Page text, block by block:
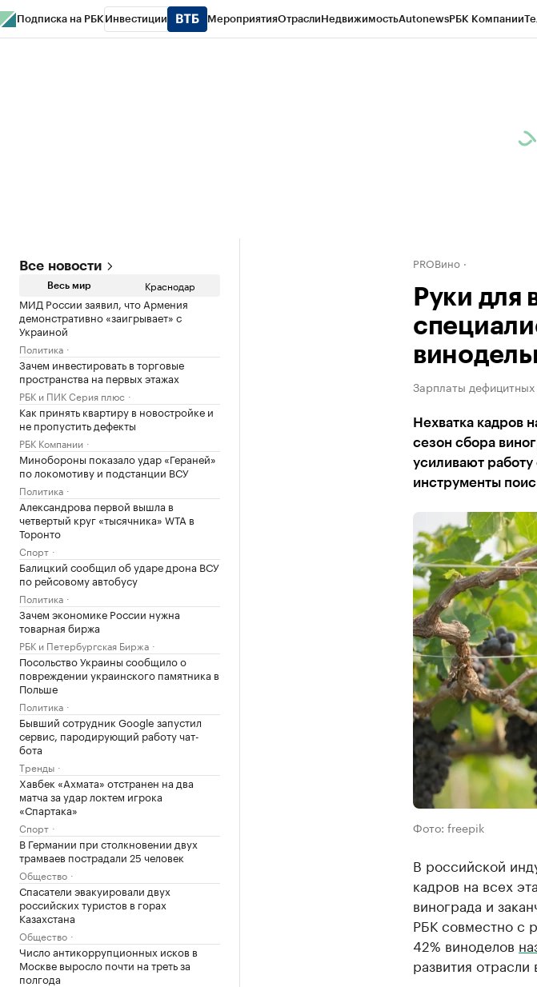
Подписка на РБК Инвестиции МероприятияОтраслиНедвижимостьAutonewsРБК Компании
Все новости
Весь мир Краснодар
МИД России заявил, что Армения
демонстративно «заигрывает» с
Украиной
Политика
Зачем инвестировать в торговые
пространства на первых этажах
РБК и ПИК Серия плюс
Как принять квартиру в новостройке и
не пропустить дефекты
РБК Компании
Минобороны показало удар «Гераней»
по локомотиву и подстанции ВСУ
Политика
Александрова первой вышла в
четвертый круг «тысячника» WTA в
Торонто
Спорт
Балицкий сообщил об ударе дрона ВСУ
по рейсовому автобусу
Политика
Зачем экономике России нужна
товарная биржа
РБК и Петербургская Биржа
Посольство Украины сообщило о
повреждении украинского памятника в
Польше
Политика
Бывший сотрудник Google запустил
сервис, пародирующий работу чат-
бота
Тренды
Хавбек «Ахмата» отстранен на два
матча за удар локтем игрока
«Спартака»
Спорт
В Германии при столкновении двух
трамваев пострадали 25 человек
Общество
Спасатели эвакуировали двух
российских туристов в горах
Казахстана
Общество
Число антикоррупционных исков в
Москве выросло почти на треть за
полгода
PROВино
Руки для
Зарплаты дефицитных
Нехватка кадров
сезон сбора
усиливают
инструменты
Фото: freepik
В российской
кадров на всех
винограда и
РБК совместно с
42% виноделов
развития отрасли